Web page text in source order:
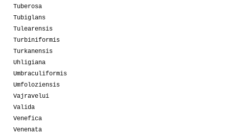
Tuberosa
Tubiglans
Tulearensis
Turbiniformis
Turkanensis
Uhligiana
Umbraculiformis
Umfoloziensis
Vajravelui
Valida
Venefica
Venenata